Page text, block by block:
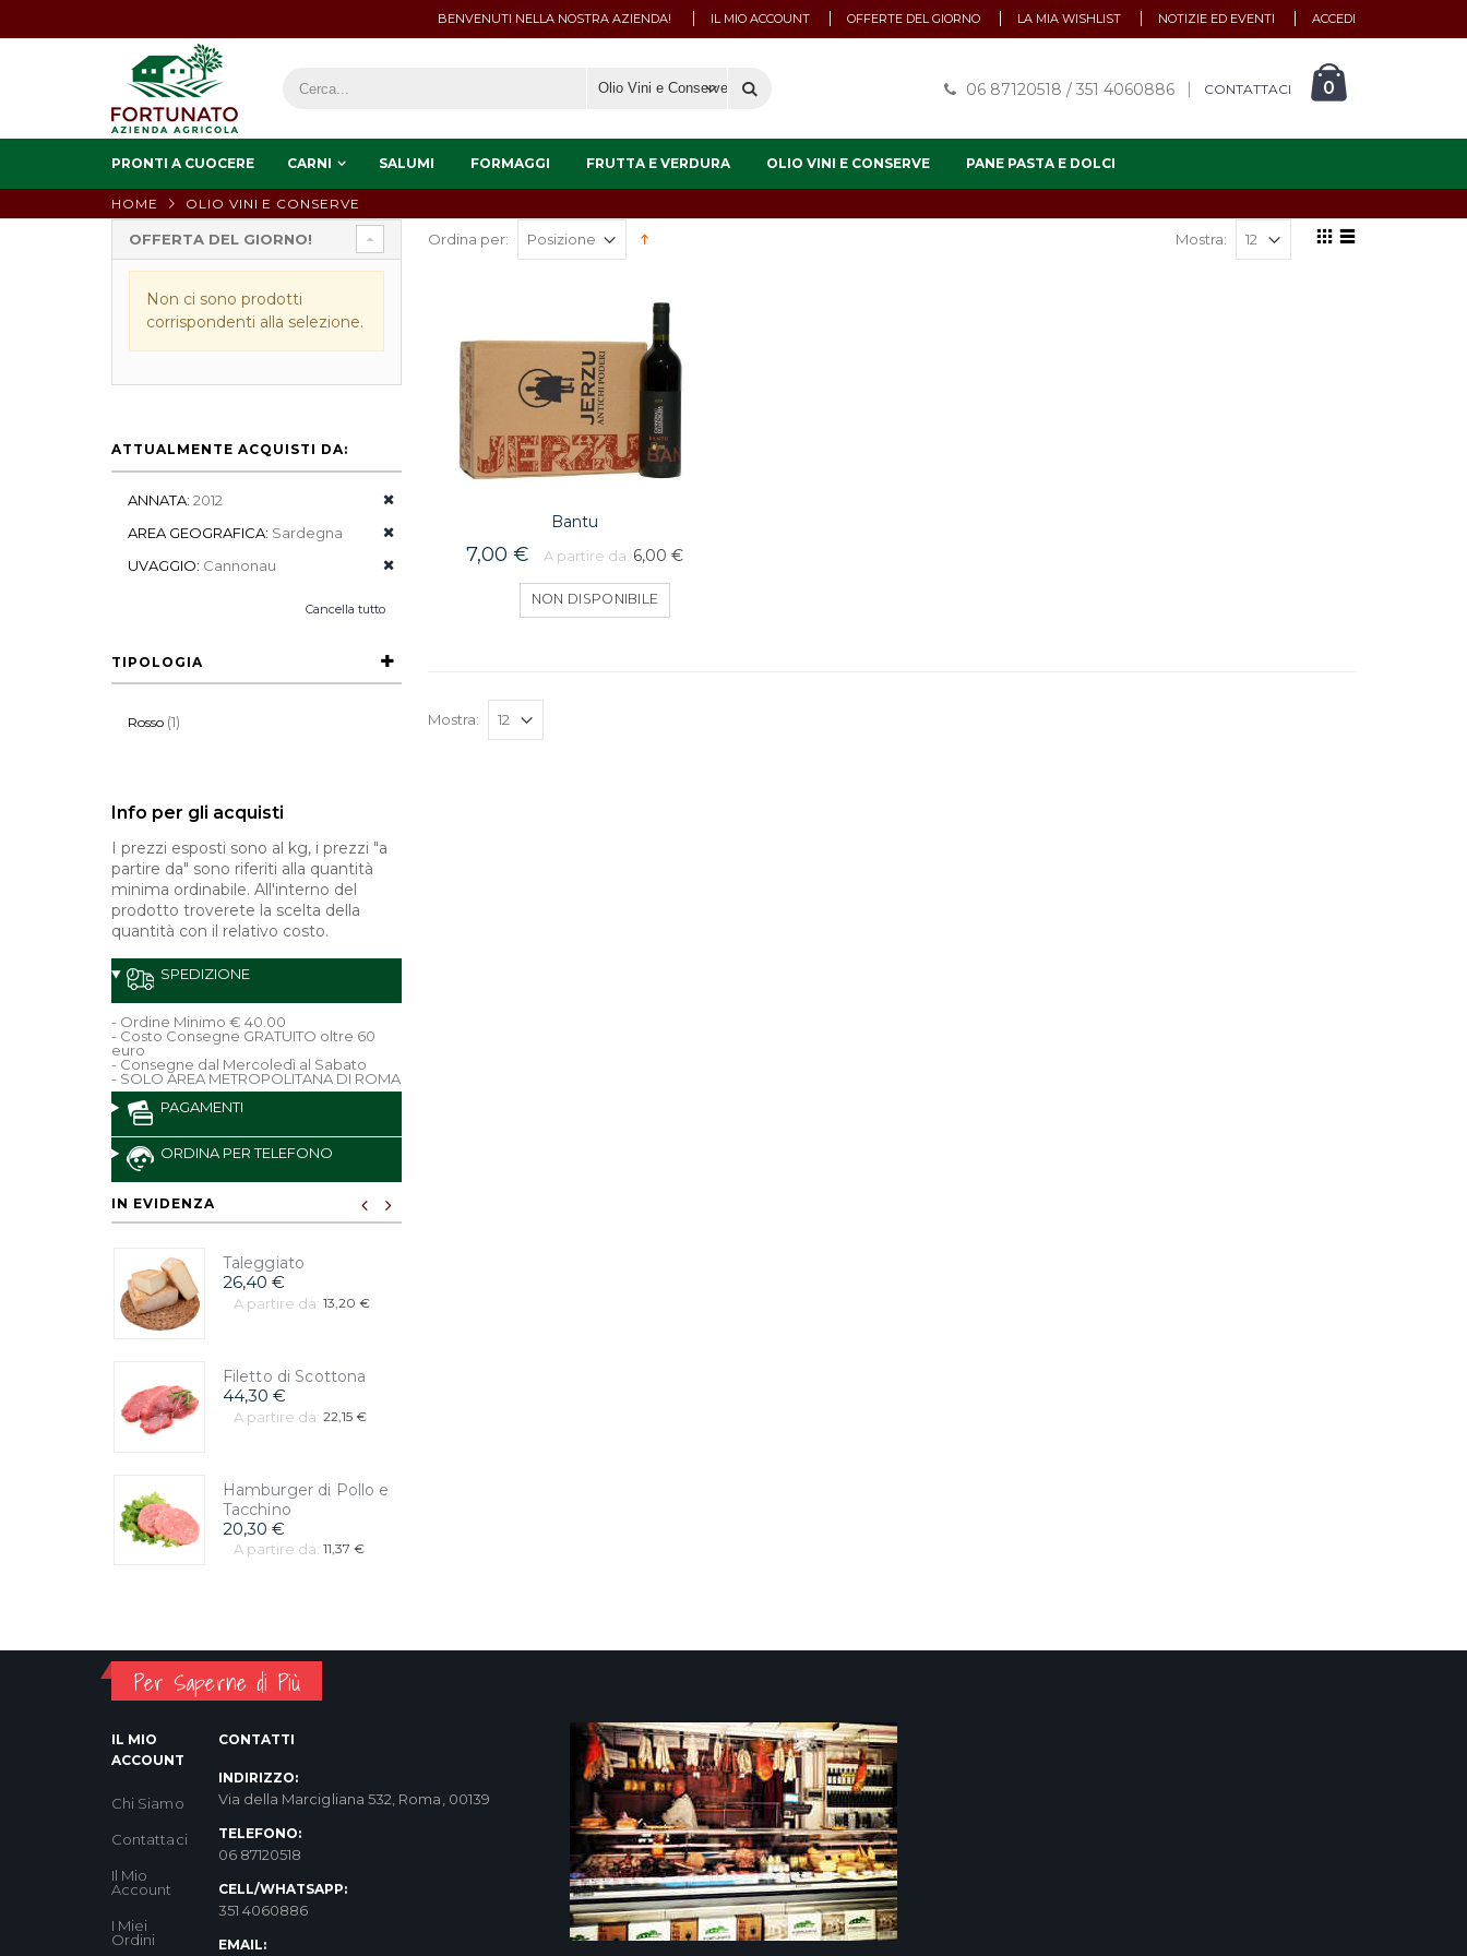
IL MIO ACCOUNT OFFERTE DEL GIORNO LA MIA WISHLIST NOTIZIE ED EVENTI ACCEDI
BENVENUTI NELLA NOSTRA AZIENDA!
06 87120518 / 351 4060886 CONTATTACI 0
PRONTI A CUOCERE CARNI SALUMI FORMAGGI FRUTTA E VERDURA OLIO VINI E CONSERVE PANE PASTA E DOLCI
HOME OLIO VINI E CONSERVE
Ordina per: Mostra:
Bantu
7,00 € A partire da: 6,00 €
NON DISPONIBILE
Mostra:
OFFERTA DEL GIORNO!
Non ci sono prodotti
corrispondenti alla selezione.
ATTUALMENTE ACQUISTI DA:
ANNATA: 2012
AREA GEOGRAFICA: Sardegna
UVAGGIO: Cannonau
Cancella tutto
TIPOLOGIA
Rosso (1)
Info per gli acquisti
I prezzi esposti sono al kg, i prezzi "a
partire da" sono riferiti alla quantità
minima ordinabile. All'interno del
prodotto troverete la scelta della
quantità con il relativo costo.
SPEDIZIONE
- Ordine Minimo € 40.00
- Costo Consegne GRATUITO oltre 60
euro
- Consegne dal Mercoledì al Sabato
- SOLO AREA METROPOLITANA DI ROMA
PAGAMENTI
ORDINA PER TELEFONO
IN EVIDENZA
Taleggiato
26,40 €
A partire da: 13,20 €
Filetto di Scottona
44,30 €
A partire da: 22,15 €
Hamburger di Pollo e
Tacchino
20,30 €
A partire da: 11,37 €
Per Saperne di Più
IL MIO
ACCOUNT
Chi Siamo
Contattaci
Il Mio
Account
I Miei
Ordini
CONTATTI
INDIRIZZO:
Via della Marcigliana 532, Roma, 00139
TELEFONO:
06 87120518
CELL/WHATSAPP:
351 4060886
EMAIL: